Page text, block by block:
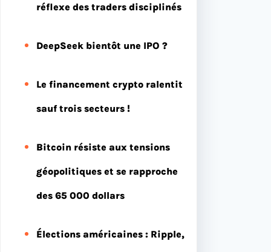
réflexe des traders disciplinés
DeepSeek bientôt une IPO ?
Le financement crypto ralentit
sauf trois secteurs !
Bitcoin résiste aux tensions
géopolitiques et se rapproche
des 65 000 dollars
Élections américaines : Ripple,